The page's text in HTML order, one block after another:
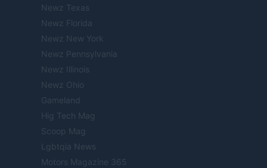
Newz Texas
Newz Florida
Newz New York
Newz Pennsylvania
Newz Illinois
Newz Ohio
Gameland
Hig Tech Mag
Scoop Mag
Lgbtqia News
Motors Magazine 365